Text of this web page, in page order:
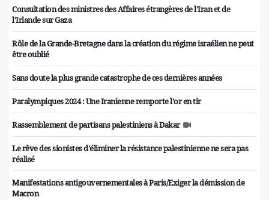
Consultation des ministres des Affaires étrangères de l'Iran et de
l'Irlande sur Gaza
Rôle de la Grande-Bretagne dans la création du régime israélien ne peut
être oublié
Sans doute la plus grande catastrophe de ces dernières années
Paralympiques 2024 : Une Iranienne remporte l'or en tir
Rassemblement de partisans palestiniens à Dakar
Le rêve des sionistes d'éliminer la résistance palestinienne ne sera pas
réalisé
Manifestations antigouvernementales à Paris/Exiger la démission de
Macron